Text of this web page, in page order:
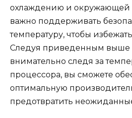
охлаждению и окружающей
важно поддерживать
температуру, чтобы
Следуя приведенным выше
внимательно следя за
процессора, вы сможете
оптимальную
предотвратить